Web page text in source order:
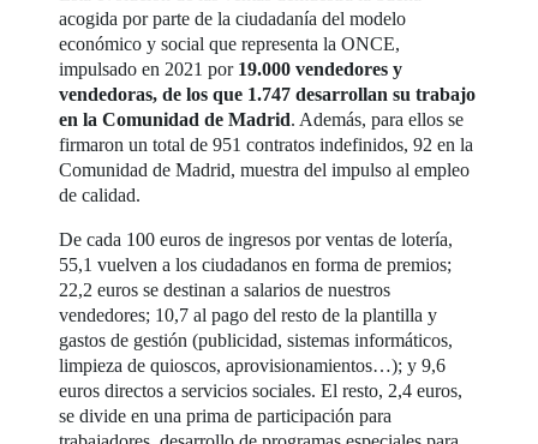
acogida por parte de la ciudadanía del modelo
económico y social que representa la ONCE,
impulsado en 2021 por 19.000 vendedores y
vendedoras, de los que 1.747 desarrollan su trabajo
en la Comunidad de Madrid. Además, para ellos se
firmaron un total de 951 contratos indefinidos, 92 en la
Comunidad de Madrid, muestra del impulso al empleo
de calidad.
De cada 100 euros de ingresos por ventas de lotería,
55,1 vuelven a los ciudadanos en forma de premios;
22,2 euros se destinan a salarios de nuestros
vendedores; 10,7 al pago del resto de la plantilla y
gastos de gestión (publicidad, sistemas informáticos,
limpieza de quioscos, aprovisionamientos…); y 9,6
euros directos a servicios sociales. El resto, 2,4 euros,
se divide en una prima de participación para